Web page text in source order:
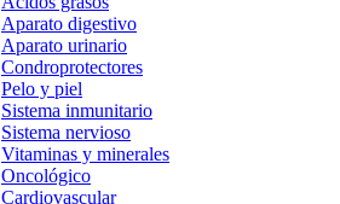
Aparato digestivo
Aparato urinario
Condroprotectores
Pelo y piel
Sistema inmunitario
Sistema nervioso
Vitaminas y minerales
Oncológico
Cardiovascular